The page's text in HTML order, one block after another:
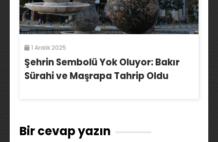
1 Aralık 2025
Şehrin Sembolü Yok Oluyor: Bakır
Sürahi ve Maşrapa Tahrip Oldu
Bir cevap yazın